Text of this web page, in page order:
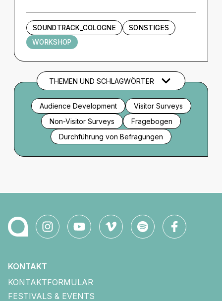
SOUNDTRACK_COLOGNE
SONSTIGES
WORKSHOP
THEMEN UND SCHLAGWÖRTER
Audience Development
Visitor Surveys
Non-Visitor Surveys
Fragebogen
Durchführung von Befragungen
KONTAKT
KONTAKTFORMULAR
FESTIVALS & EVENTS